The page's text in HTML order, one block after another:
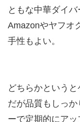
ともな中華ダイバ
Amazonやヤフオ
手性もよい。
どちらかという
だが品質もしっ
ーで定期的にア